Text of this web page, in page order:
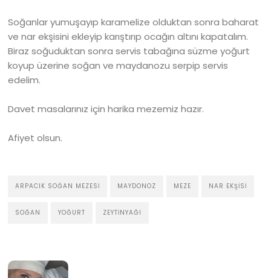
Soğanlar yumuşayıp karamelize olduktan sonra baharat
ve nar ekşisini ekleyip karıştırıp ocağın altını kapatalım.
Biraz soğuduktan sonra servis tabağına süzme yoğurt
koyup üzerine soğan ve maydanozu serpip servis
edelim.
Davet masalarınız için harika mezemiz hazır.
Afiyet olsun.
ARPACIK SOĞAN MEZESI MAYDONOZ MEZE NAR EKŞISI
SOĞAN YOĞURT ZEYTINYAĞI